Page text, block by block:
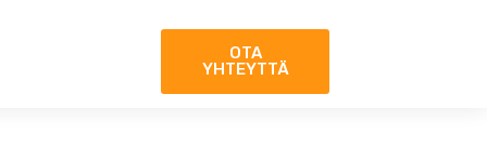
OTA
YHTEYTTÄ